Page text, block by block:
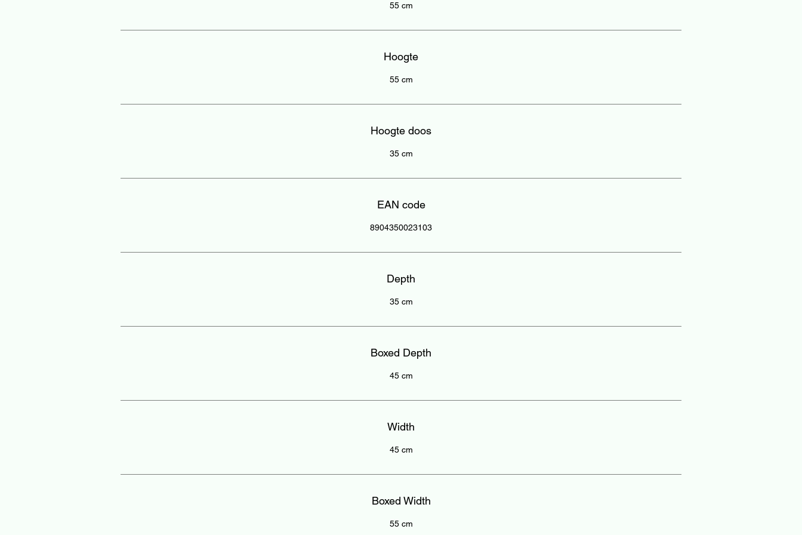
55 cm
Hoogte
55 cm
Hoogte doos
35 cm
EAN code
8904350023103
Depth
35 cm
Boxed Depth
45 cm
Width
45 cm
Boxed Width
55 cm